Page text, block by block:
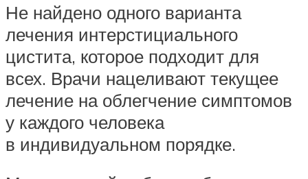
Не найдено одного варианта
лечения интерстициального
цистита, которое подходит для
всех. Врачи нацеливают текущее
лечение на облегчение симптомов
у каждого человека
в индивидуальном порядке.